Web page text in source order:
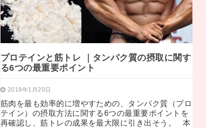
プロテインと筋トレ ｜タンパク質の摂取に関す
る6つの最重要ポイント
2019年1月20日
筋肉を最も効率的に増やすための、タンパク質（プロ
テイン）の摂取方法に関する6つの最重要ポイントを
再確認し、筋トレの成果を最大限に引き出そう。 本